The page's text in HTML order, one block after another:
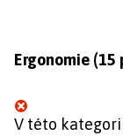
Ergonomie (15
V této